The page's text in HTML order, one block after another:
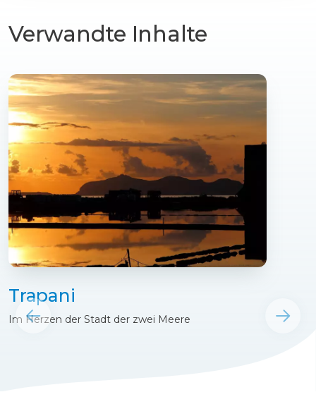
Verwandte Inhalte
Trapani
Im Herzen der Stadt der zwei Meere